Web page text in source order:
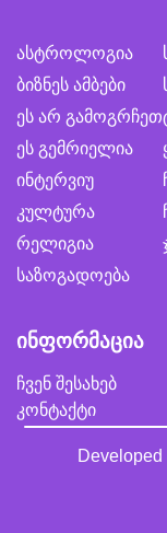
ასტროლოგია
ბიზნეს ამბები
ეს არ გამოგრჩეთ
ეს გემრიელია
ინტერვიუ
კულტურა
რელიგია
საზოგადოება
ინფორმაცია
ჩვენ შესახებ
კონტაქტი
Developed